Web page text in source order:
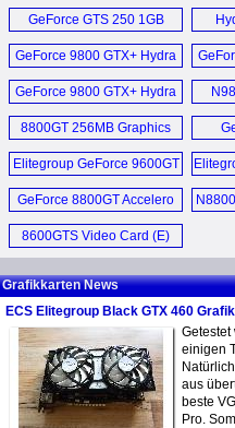
Black GeForce GTX 460 1GB
Video Card (E)
Elitegroup Black GTX 460
Grafikkarten (D)
NGT240-512QI-F Video
Card (E)
GeForce GT 240 512MB
GDDR5 HDMI Video
Card (E)
NGT240-512QI-F und MSI
N240GT MD1G im (D)
Mehr Grafikkarten News ...
GT220 Graphics Card (E)
GeForce GTS 250 1GB
Graphics Card (E)
GeForce 9800 GTX+ Hydra
Liquid Cooled SLI Kit (E)
GeForce 9800 GTX+ Hydra
Video Card (E)
8800GT 256MB Graphics
Card (E)
Elitegroup GeForce 9600GT
Accelero 512MB (E)
GeForce 8800GT Accelero
S1 512MB (E)
8600GTS Video Card (E)
Grafikkarten News
ECS Elitegroup Black GTX 460
Getestet
einigen
aus
beste
Pro.